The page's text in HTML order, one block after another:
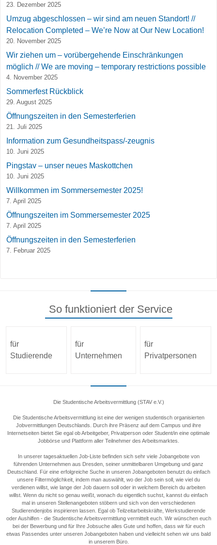
23. Dezember 2025
Umzug abgeschlossen – wir sind am neuen Standort! //
Relocation Completed – We’re Now at Our New Location!
20. November 2025
Wir ziehen um – vorübergehende Einschränkungen
möglich // We are moving – temporary restrictions possible
4. November 2025
Sommerfest Rückblick
29. August 2025
Öffnungszeiten in den Semesterferien
21. Juli 2025
Information zum Gesundheitspass/-zeugnis
10. Juni 2025
Pingstav – unser neues Maskottchen
10. Juni 2025
Willkommen im Sommersemester 2025!
7. April 2025
Öffnungszeiten im Sommersemester 2025
7. April 2025
Öffnungszeiten in den Semesterferien
7. Februar 2025
So funktioniert der Service
für
Studierende
für
Unternehmen
für
Privatpersonen
Die Studentische Arbeitsvermittlung (STAV e.V.)
Die Studentische Arbeitsvermittlung ist eine der wenigen studentisch organisierten
Jobvermittlungen Deutschlands. Durch ihre Präsenz auf dem Campus und ihre
Internetseiten bietet Sie egal ob Arbeitgeber, Privatperson oder Student/in eine optimale
Jobbörse und Plattform aller Teilnehmer des Arbeitsmarktes.
In unserer tagesaktuellen Job-Liste befinden sich sehr viele Jobangebote von
führenden Unternehmen aus Dresden, seiner unmittelbaren Umgebung und ganz
Deutschland. Für eine erfolgreiche Suche in unseren Jobangeboten benutzt du einfach
unsere Filtermöglichkeit, indem man auswählt, wo der Job sein soll, wie viel du
verdienen willst, wie lange der Job dauern soll oder in welchem Bereich du arbeiten
willst. Wenn du nicht so genau weißt, wonach du eigentlich suchst, kannst du einfach
mal in unseren Stellenangeboten stöbern und sich von den verschiedenen
Studierendenjobs inspirieren lassen. Egal ob Teilzeitarbeitskräfte, Werkstudierende
oder Aushilfen - die Studentische Arbeitsvermittlung vermittelt euch. Wir wünschen euch
bei der Bewerbung und für Ihre Jobsuche alles Gute und hoffen, dass wir für euch
etwas Passendes unter unseren Jobangeboten haben und vielleicht sehen wir uns bald
in unserem Büro.